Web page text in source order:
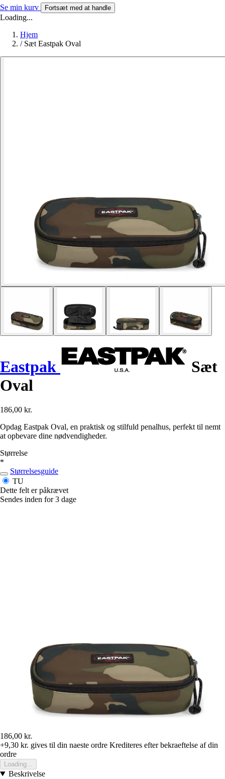
Se min kurv Fortsæt med at handle
Loading...
Hjem
/ Sæt Eastpak Oval
Eastpak
Sæt
Oval
186,00 kr.
Opdag Eastpak Oval, en praktisk og stilfuld penalhus, perfekt til nemt
at opbevare dine nødvendigheder.
Størrelse
*
Størrelsesguide
TU
Dette felt er påkrævet
Sendes inden for 3 dage
186,00 kr.
+9,30 kr. gives til din naeste ordre Krediteres efter bekraeftelse af din
ordre
Loading...
Beskrivelse